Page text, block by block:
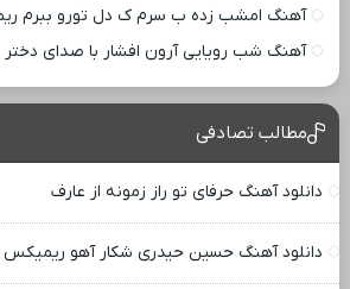
آهنگ امشب زده ب سرم ک دل تورو ببرم
آهنگ شب رویایی آرون افشار با صدای دختر
مطالب تصادفی
دانلود آهنگ حرفای تو راز زمونه از عارف
دانلود آهنگ حسین حیدری شکار آهو ریمیکس